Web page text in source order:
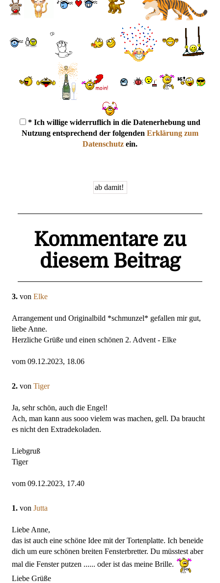
* Ich willige widerruflich in die Datenerhebung und
Nutzung entsprechend der folgenden Erklärung zum
Datenschutz ein.
Kommentare zu
diesem Beitrag
3. von Elke
Arrangement und Originalbild *schmunzel* gefallen mir gut,
liebe Anne.
Herzliche Grüße und einen schönen 2. Advent - Elke
vom 09.12.2023, 18.06
2. von Tiger
Ja, sehr schön, auch die Engel!
Ach, man kann aus sooo vielem was machen, gell. Da braucht
es nicht den Extradekoladen.
Liebgruß
Tiger
vom 09.12.2023, 17.40
1. von Jutta
Liebe Anne,
das ist auch eine schöne Idee mit der Tortenplatte. Ich beneide
dich um eure schönen breiten Fensterbretter. Du müsstest aber
mal die Fenster putzen ...... oder ist das meine Brille.
Liebe Grüße